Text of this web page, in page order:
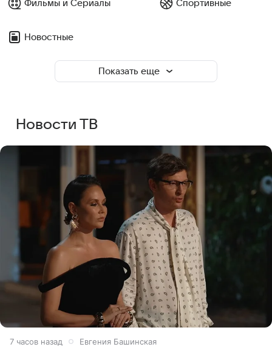
Фильмы и Сериалы Спортивные
Новостные
Показать еще
Новости ТВ
7 часов назад Евгения Башинская